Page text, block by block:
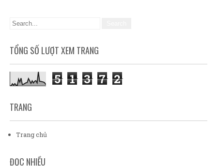
TỔNG SỐ LƯỢT XEM TRANG
5 1 3 7 2
TRANG
Trang chủ
ĐỌC NHIỀU